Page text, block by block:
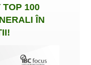
TOP 100
ÎN
!